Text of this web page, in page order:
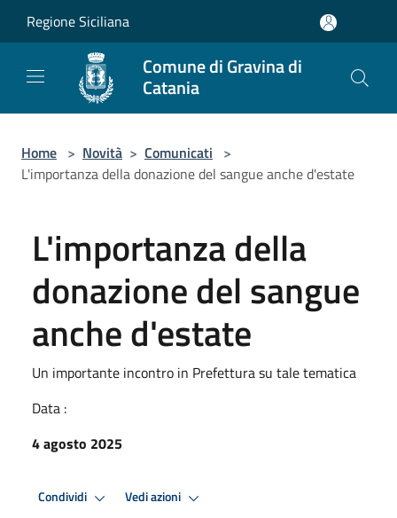
Regione Siciliana
Comune di Gravina di
Catania
Home > Novità > Comunicati >
L'importanza della donazione del sangue anche d'estate
L'importanza della
donazione del sangue
anche d'estate
Un importante incontro in Prefettura su tale tematica
Data :
4 agosto 2025
Condividi Vedi azioni